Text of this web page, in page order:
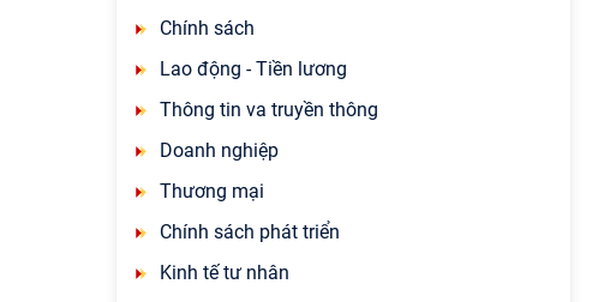
Chính sách
Lao động - Tiền lương
Thông tin va truyền thông
Doanh nghiệp
Thương mại
Chính sách phát triển
Kinh tế tư nhân